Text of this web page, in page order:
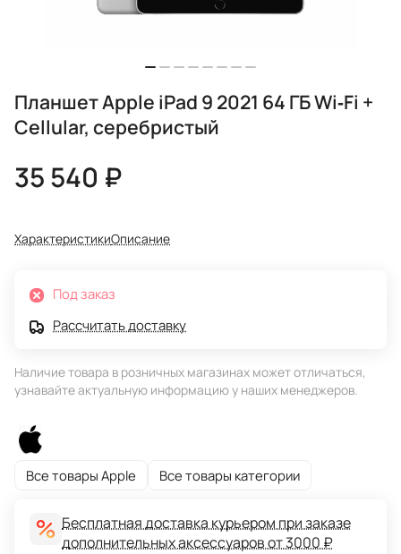
Планшет Apple iPad 9 2021 64 ГБ Wi‑Fi +
Cellular, серебристый
35 540 ₽
ХарактеристикиОписание
Под заказ
Рассчитать доставку
Наличие товара в розничных магазинах может отличаться,
узнавайте актуальную информацию у наших менеджеров.
Все товары Apple Все товары категории
Бесплатная доставка курьером при заказе
дополнительных аксессуаров от 3000 ₽